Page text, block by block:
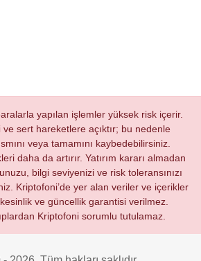
yapılan işlemler yüksek risk içerir.
ve sert hareketlere açıktır; bu nedenle
veya tamamını kaybedebilirsiniz.
daha da artırır. Yatırım kararı almadan
bilgi seviyenizi ve risk toleransınızı
Kriptofoni’de yer alan veriler ve içerikler
ve güncellik garantisi verilmez.
Kriptofoni sorumlu tutulamaz.